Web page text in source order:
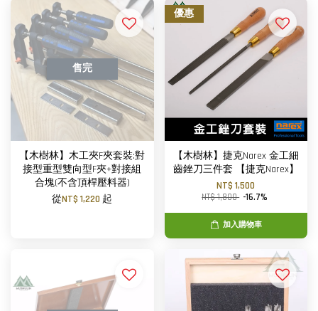
售完
【木樹林】木工夾F夾套裝:對
接型重型雙向型F夾+對接組
合塊(不含頂桿壓料器)
從NT$ 1,220 起
優惠
【木樹林】捷克Narex 金工細
齒銼刀三件套 【捷克Narex】
NT$ 1,500
NT$ 1,800 -16.7%
加入購物車